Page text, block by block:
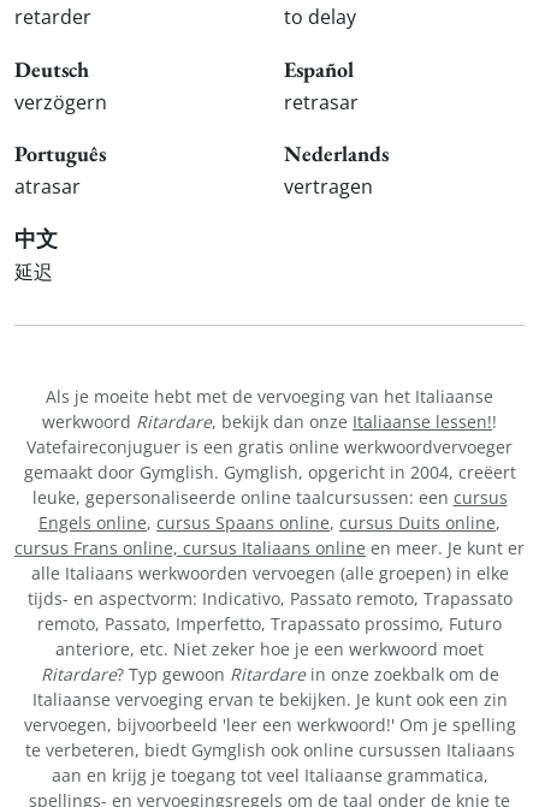
retarder to delay
Deutsch
verzögern
Español
retrasar
Português
atrasar
Nederlands
vertragen
中文
延迟
Als je moeite hebt met de vervoeging van het Italiaanse
werkwoord Ritardare, bekijk dan onze Italiaanse lessen!!
Vatefaireconjuguer is een gratis online werkwoordvervoeger
gemaakt door Gymglish. Gymglish, opgericht in 2004, creëert
leuke, gepersonaliseerde online taalcursussen: een cursus
Engels online, cursus Spaans online, cursus Duits online,
cursus Frans online, cursus Italiaans online en meer. Je kunt er
alle Italiaans werkwoorden vervoegen (alle groepen) in elke
tijds- en aspectvorm: Indicativo, Passato remoto, Trapassato
remoto, Passato, Imperfetto, Trapassato prossimo, Futuro
anteriore, etc. Niet zeker hoe je een werkwoord moet
Ritardare? Typ gewoon Ritardarein onze zoekbalk om de
Italiaanse vervoeging ervan te bekijken. Je kunt ook een zin
vervoegen, bijvoorbeeld 'leer een werkwoord!' Om je spelling
te verbeteren, biedt Gymglish ook online cursussen Italiaans
aan en krijg je toegang tot veel Italiaanse grammatica,
spellings- en vervoegingsregels om de taal onder de knie te